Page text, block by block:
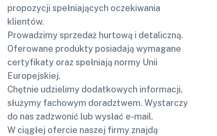
propozycji spełniających oczekiwania
klientów.
Prowadzimy sprzedaż hurtową i detaliczną.
Oferowane produkty posiadają wymagane
certyfikaty oraz spełniają normy Unii
Europejskiej.
Chętnie udzielimy dodatkowych informacji,
służymy fachowym doradztwem. Wystarczy
do nas zadzwonić lub wysłać e-mail.
W ciągłej ofercie naszej firmy znajdą